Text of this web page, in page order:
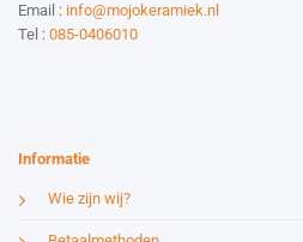
Email : info@mojokeramiek.nl
Tel : 085-0406010
Informatie
Wie zijn wij?